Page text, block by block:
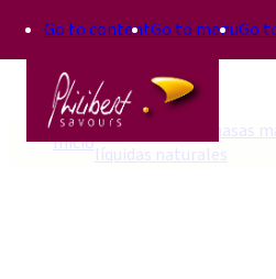
Go to contentGo to menuGo
InicioPhil levain, las masas
líquidas naturales